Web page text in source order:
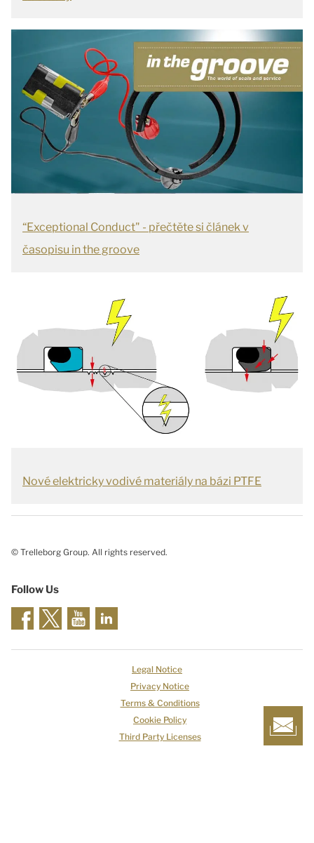
“Exceptional Conduct" - přečtěte si článek v
časopisu in the groove
Nové elektricky vodivé materiály na bázi PTFE
© Trelleborg Group. All rights reserved.
Follow Us
Legal Notice
Privacy Notice
Terms & Conditions
Cookie Policy
Third Party Licenses